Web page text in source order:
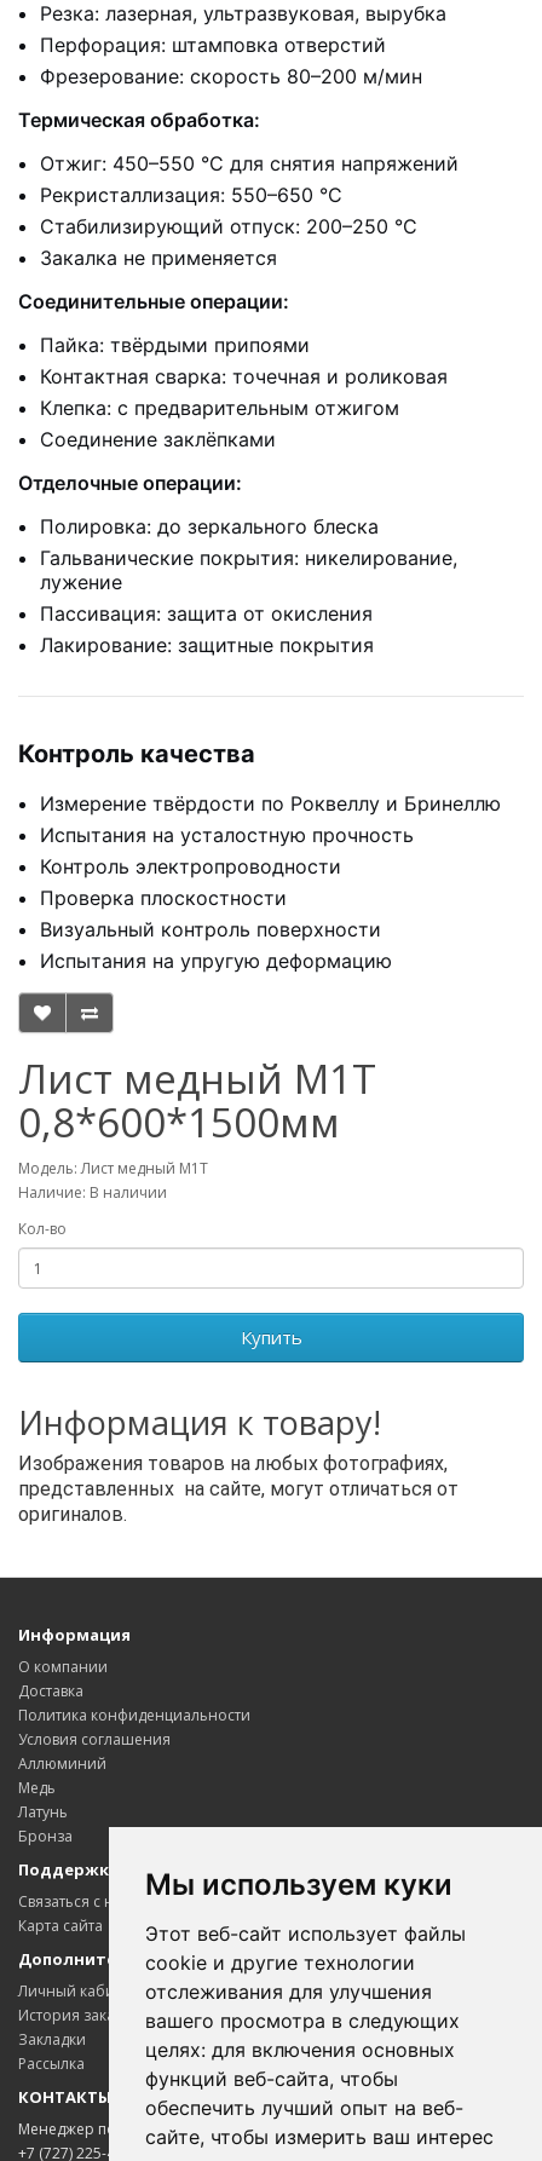
Мы используем куки
Этот веб-сайт использует файлы
cookie и другие технологии
отслеживания для улучшения
вашего просмотра в следующих
целях: для включения основных
функций веб-сайта, чтобы
обеспечить лучший опыт на веб-
сайте, чтобы измерить ваш интерес
Резка: лазерная, ультразвуковая, вырубка
Перфорация: штамповка отверстий
Фрезерование: скорость 80–200 м/мин
Термическая обработка:
Отжиг: 450–550 °C для снятия напряжений
Рекристаллизация: 550–650 °C
Стабилизирующий отпуск: 200–250 °C
Закалка не применяется
Соединительные операции:
Пайка: твёрдыми припоями
Контактная сварка: точечная и роликовая
Клепка: с предварительным отжигом
Соединение заклёпками
Отделочные операции:
Полировка: до зеркального блеска
Гальванические покрытия: никелирование,
лужение
Пассивация: защита от окисления
Лакирование: защитные покрытия
Контроль качества
Измерение твёрдости по Роквеллу и Бринеллю
Испытания на усталостную прочность
Контроль электропроводности
Проверка плоскостности
Визуальный контроль поверхности
Испытания на упругую деформацию
Лист медный М1Т
0,8*600*1500мм
Модель: Лист медный М1Т
Наличие: В наличии
Кол-во
Купить
Информация к товару!
Изображения товаров на любых фотографиях,
представленных на сайте, могут отличаться от
оригиналов.
Информация
О компании
Доставка
Политика конфиденциальности
Условия соглашения
Аллюминий
Медь
Латунь
Бронза
Поддержка клиентов
Связаться с нами
Карта сайта
Дополнительно
Личный кабинет
История заказов
Закладки
Рассылка
КОНТАКТЫ
Менеджер по цветному металлопрокату
+7 (727) 225-45-65